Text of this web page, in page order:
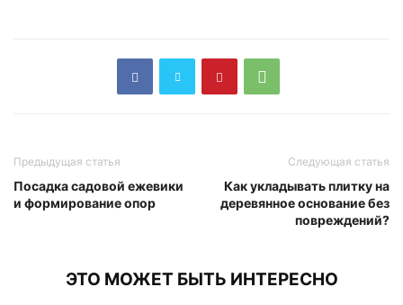
Предыдущая статья
Посадка садовой ежевики
и формирование опор
Следующая статья
Как укладывать плитку на
деревянное основание без
повреждений?
ЭТО МОЖЕТ БЫТЬ ИНТЕРЕСНО